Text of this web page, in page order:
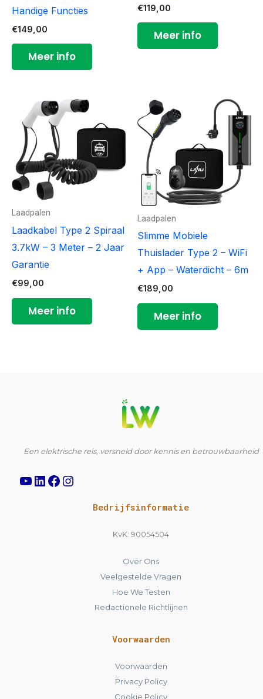
Handige Functies
€149,00
Meer info
€119,00
Meer info
Laadpalen
Laadkabel Type 2 Spiraal
3.7kW – 3 Meter – 2 Jaar
Garantie
€99,00
Meer info
Laadpalen
Slimme Mobiele
Thuislader Type 2 – WiFi
+ App – Waterdicht – 6m
€189,00
Meer info
Een elektrische reis, versneld door kennis en betrouwbaarheid
Instagram
Bedrijfsinformatie
KvK: 90054504
Over Ons
Veelgestelde Vragen
Hoe We Testen
Redactionele Richtlijnen
Voorwaarden
Voorwaarden
Privacy Policy
Cookie Policy